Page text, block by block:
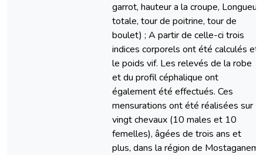
garrot, hauteur a la croupe, Longueur
totale, tour de poitrine, tour de
boulet) ; A partir de celle-ci trois
indices corporels ont été calculés et
le poids vif. Les relevés de la robe
et du profil céphalique ont
également été effectués. Ces
mensurations ont été réalisées sur
vingt chevaux (10 males et 10
femelles), âgées de trois ans et
plus, dans la région de Mostaganem